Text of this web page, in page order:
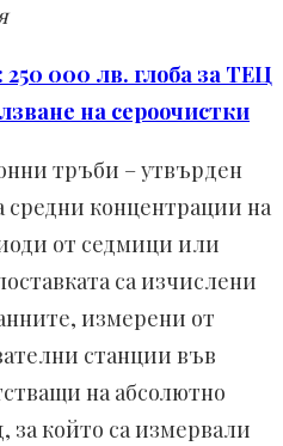
000 лв. глоба за ТЕЦ
на сероочистки
тръби – утвърден
средни концентрации на
от седмици или
са изчислени
измерени от
станции във
на абсолютно
който са измервали